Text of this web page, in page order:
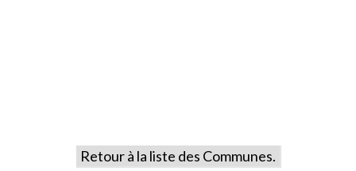
Retour à la liste des Communes.